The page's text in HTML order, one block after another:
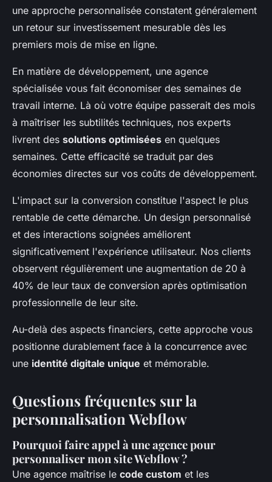
une approche personnalisée constatent généralement
un retour sur investissement mesurable dès les
premiers mois de mise en ligne.
En matière de développement, une agence
spécialisée vous fait économiser des semaines de
travail interne. Là où votre équipe passerait des mois
à maîtriser les subtilités techniques, nos experts
livrent des solutions optimisées en quelques
semaines. Cette efficacité se traduit par des
économies directes sur vos coûts de développement.
L'impact sur la conversion constitue l'aspect le plus
rentable de cette démarche. Un design personnalisé
et des interactions soignées améliorent
significativement l'expérience utilisateur. Nos clients
observent régulièrement une augmentation de 20 à
40% de leur taux de conversion après optimisation
professionnelle de leur site.
Au-delà des aspects financiers, cette approche vous
positionne durablement face à la concurrence avec
une identité digitale unique et mémorable.
Questions fréquentes sur la
personnalisation Webflow
Pourquoi faire appel à une agence pour
personnaliser mon site Webflow ?
Une agence maîtrise le code custom et les